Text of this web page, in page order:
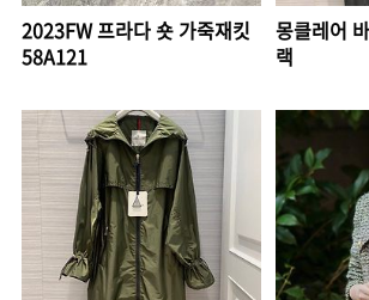
2023FW 프라다 숏 가죽재킷
58A121
몽클레어
랙